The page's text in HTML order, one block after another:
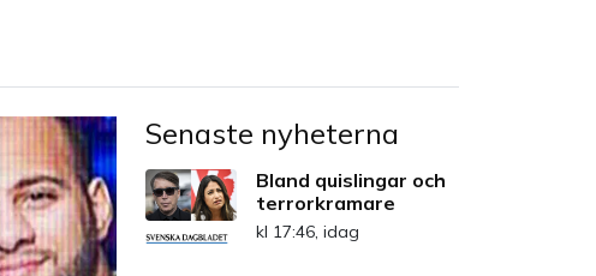
Senaste nyheterna
Bland quislingar och
terrorkramare
kl 17:46, idag